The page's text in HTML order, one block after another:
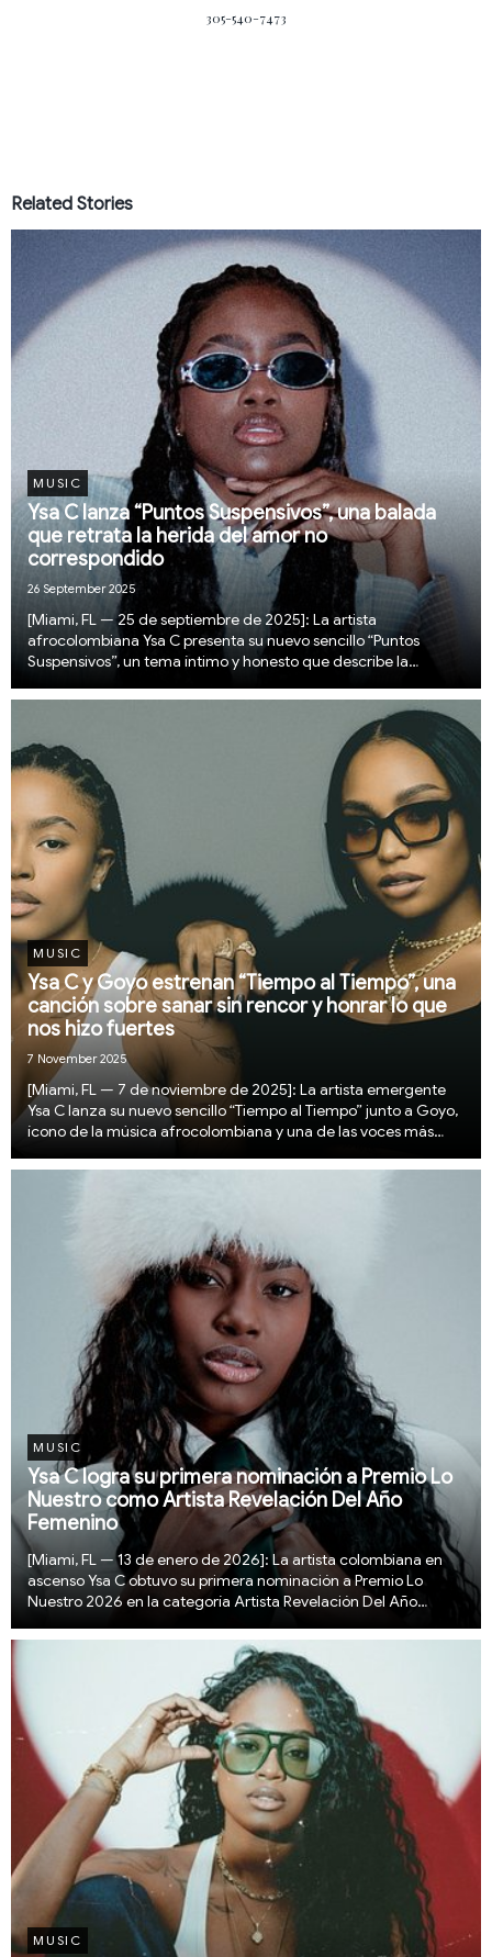
305-540-7473
Related Stories
MUSIC
Ysa C lanza “Puntos Suspensivos”, una balada
que retrata la herida del amor no
correspondido
26 September 2025
[Miami, FL — 25 de septiembre de 2025]: La artista
afrocolombiana Ysa C presenta su nuevo sencillo “Puntos
Suspensivos”, un tema íntimo y honesto que describe la
sentimientos ya no son los mismos, pero tampoco lle...
MUSIC
Ysa C y Goyo estrenan “Tiempo al Tiempo”, una
canción sobre sanar sin rencor y honrar lo que
nos hizo fuertes
7 November 2025
[Miami, FL — 7 de noviembre de 2025]: La artista emergente
Ysa C lanza su nuevo sencillo “Tiempo al Tiempo” junto a Goyo,
ícono de la música afrocolombiana y una de las voces más
colaboración representa un momento h...
MUSIC
Ysa C logra su primera nominación a Premio Lo
Nuestro como Artista Revelación Del Año
Femenino
[Miami, FL — 13 de enero de 2026]: La artista colombiana en
ascenso Ysa C obtuvo su primera nominación a Premio Lo
Nuestro 2026 en la categoría Artista Revelación Del Año
carrera. La nominación reconoce el impacto ...
MUSIC